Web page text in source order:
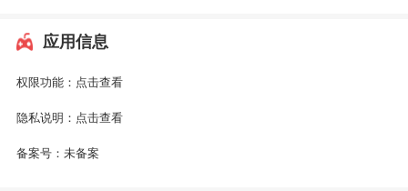
应用信息
权限功能： 点击查看
隐私说明： 点击查看
备案号： 未备案